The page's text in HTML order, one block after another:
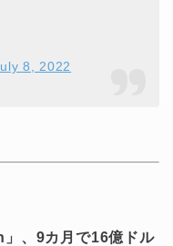
8, 2022
、9カ月で16億ドル